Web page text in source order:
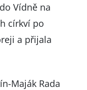
Vídně na
církví po
a přijala
Maják Rada